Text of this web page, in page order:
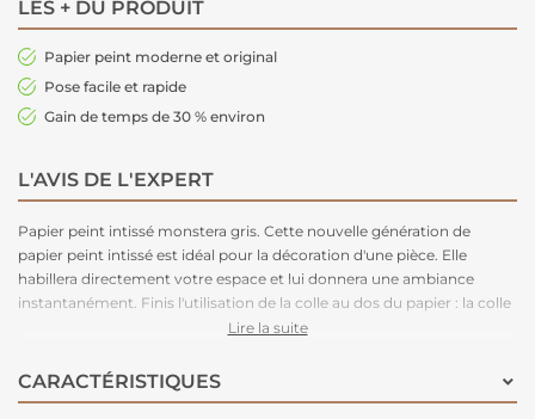
LES + DU PRODUIT
Papier peint moderne et original
Pose facile et rapide
Gain de temps de 30 % environ
L'AVIS DE L'EXPERT
Papier peint intissé monstera gris. Cette nouvelle génération de
papier peint intissé est idéal pour la décoration d'une pièce. Elle
habillera directement votre espace et lui donnera une ambiance
instantanément. Finis l'utilisation de la colle au dos du papier : la colle
est à appliquer uniquement sur le mur facilement. Ce papier peint
encore des salles de bain. Facile d'entretien. Nettoyage avec une
éponge humide à l’eau savonneuse.
Lire la suite
CARACTÉRISTIQUES